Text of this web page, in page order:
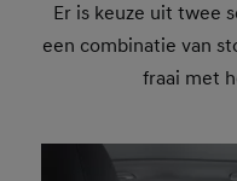
Er is keuze uit twee
een combinatie van
fraai met